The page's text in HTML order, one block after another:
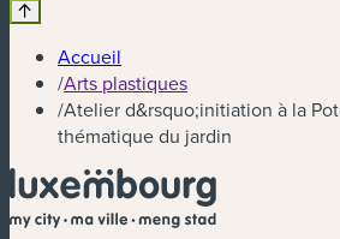
Accueil
/Arts plastiques
/Atelier d&rsquo;initiation à la
thématique du jardin